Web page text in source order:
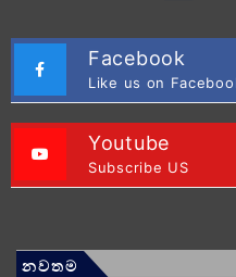
Facebook
Like us on
Youtube
Subscribe US
නවතම